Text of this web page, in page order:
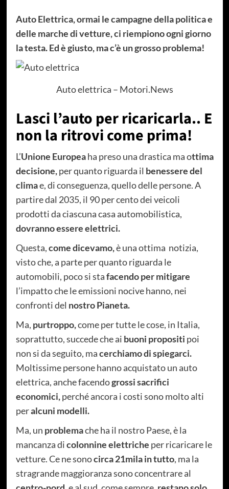
Auto Elettrica, ormai le campagne della politica e
delle marche di vetture, ci riempiono ogni giorno
la testa. Ed è giusto, ma c’è un grosso problema!
Auto elettrica – Motori.News
Lasci l’auto per ricaricarla.. E
non la ritrovi come prima!
L’Unione Europeaha preso una drastica ma ottima
decisione,per quanto riguarda il benessere del
climae, di conseguenza, quello delle persone. A
partire dal 2035, il 90 per cento dei veicoli
prodotti da ciascuna casa automobilistica,
dovranno essere elettrici.
Questa,come dicevamo,è una ottima notizia,
visto che, a parte per quanto riguarda le
automobili, poco si stafacendo per mitigare
l’impatto che le emissioni nocive hanno, nei
confronti del nostro Pianeta.
Ma, purtroppo,come per tutte le cose, in Italia,
soprattutto, succede che ai buoni propositi poi
non si da seguito, macerchiamo di spiegarci.
Moltissime persone hanno acquistato un auto
elettrica, anche facendogrossi sacrifici
economici,perché ancora i costi sono molto alti
peralcuni modelli.
Ma, un problemache ha il nostro Paese, è la
mancanza dicolonnine elettriche per ricaricare le
vetture. Ce ne sonocirca 21mila in tutto, ma la
stragrande maggioranza sono concentrare al